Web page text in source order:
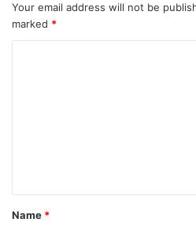
Your email address will not be
marked *
Name *